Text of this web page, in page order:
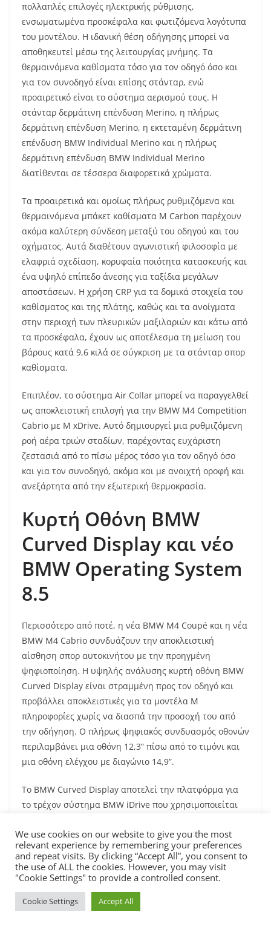
πολλαπλές επιλογές ηλεκτρικής ρύθμισης,
ενσωματωμένα προσκέφαλα και φωτιζόμενα λογότυπα
του μοντέλου. Η ιδανική θέση οδήγησης μπορεί να
αποθηκευτεί μέσω της λειτουργίας μνήμης. Τα
θερμαινόμενα καθίσματα τόσο για τον οδηγό όσο και
για τον συνοδηγό είναι επίσης στάνταρ, ενώ
προαιρετικό είναι το σύστημα αερισμού τους. Η
στάνταρ δερμάτινη επένδυση Merino, η πλήρως
δερμάτινη επένδυση Merino, η εκτεταμένη δερμάτινη
επένδυση BMW Individual Merino και η πλήρως
δερμάτινη επένδυση BMW Individual Merino
διατίθενται σε τέσσερα διαφορετικά χρώματα.
Τα προαιρετικά και ομοίως πλήρως ρυθμιζόμενα και
θερμαινόμενα μπάκετ καθίσματα M Carbon παρέχουν
ακόμα καλύτερη σύνδεση μεταξύ του οδηγού και του
οχήματος. Αυτά διαθέτουν αγωνιστική φιλοσοφία με
ελαφριά σχεδίαση, κορυφαία ποιότητα κατασκευής και
ένα υψηλό επίπεδο άνεσης για ταξίδια μεγάλων
αποστάσεων. Η χρήση CRP για τα δομικά στοιχεία του
καθίσματος και της πλάτης, καθώς και τα ανοίγματα
στην περιοχή των πλευρικών μαξιλαριών και κάτω από
τα προσκέφαλα, έχουν ως αποτέλεσμα τη μείωση του
βάρους κατά 9,6 κιλά σε σύγκριση με τα στάνταρ σπορ
καθίσματα.
Επιπλέον, το σύστημα Air Collar μπορεί να παραγγελθεί
ως αποκλειστική επιλογή για την BMW M4 Competition
Cabrio με M xDrive. Αυτό δημιουργεί μια ρυθμιζόμενη
ροή αέρα τριών σταδίων, παρέχοντας ευχάριστη
ζεστασιά από το πίσω μέρος τόσο για τον οδηγό όσο
και για τον συνοδηγό, ακόμα και με ανοιχτή οροφή και
ανεξάρτητα από την εξωτερική θερμοκρασία.
Κυρτή Οθόνη BMW
Curved Display καινέο
BMW Operating System
8.5
Περισσότερο από ποτέ, η νέα BMW M4 Coupé και η νέα
BMW M4 Cabrio συνδυάζουν την αποκλειστική
αίσθηση σπορ αυτοκινήτου με την προηγμένη
ψηφιοποίηση. Η υψηλής ανάλυσης κυρτή οθόνη BMW
Curved Display είναι στραμμένη προς τον οδηγό και
προβάλλει αποκλειστικές για τα μοντέλα Μ
πληροφορίες χωρίς να διασπά την προσοχή του από
την οδήγηση. Ο πλήρως ψηφιακός συνδυασμός οθονών
περιλαμβάνει μια οθόνη 12,3” πίσω από το τιμόνι και
μια οθόνη ελέγχου με διαγώνιο 14,9”.
Το BMW Curved Display αποτελεί την πλατφόρμα για
το τρέχον σύστημα BMW iDrive που χρησιμοποιείται
και το λειτουργικό σύστημα, το οποίο περιλαμβάνει
επίσης τον ψηφιακό βοηθό BMW Intelligent Personal
Assistant και, ως εκ τούτου, είναι σχεδιασμένο για
έλεγχο μέσω αφής και φωνητικών εντολών, βασίζεται
πλέον στο BMW Operating System 8.5. Πέρα από τα
ειδικά για μοντέλα Μ γραφικά και το περιεχόμενο της
We use cookies on our website to give you the most
relevant experience by remembering your preferences
and repeat visits. By clicking “Accept All”, you consent to
the use of ALL the cookies. However, you may visit
"Cookie Settings" to provide a controlled consent.
Cookie Settings Accept All